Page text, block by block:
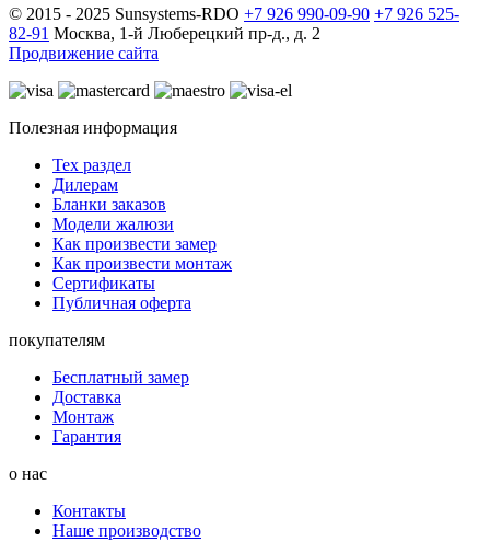
© 2015 - 2025 Sunsystems-RDO +7 926 990-09-90 +7 926 525-
82-91 Москва, 1-й Люберецкий пр-д., д. 2
Продвижение сайта
Полезная информация
Тех раздел
Дилерам
Бланки заказов
Модели жалюзи
Как произвести замер
Как произвести монтаж
Сертификаты
Публичная оферта
покупателям
Бесплатный замер
Доставка
Монтаж
Гарантия
о нас
Контакты
Наше производство